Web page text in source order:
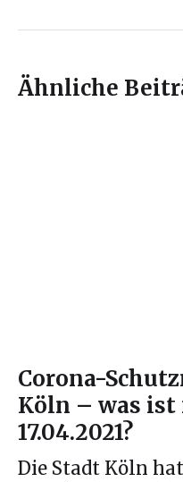
Ähnliche
Corona-
Köln – was ist
17.04.2021?
Die Stadt Köln